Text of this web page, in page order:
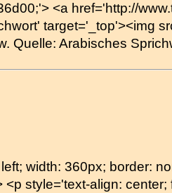
<a href='http://
target='_top'><img
Quelle: Arabisches
width: 360px; border:
<p style='text-align: